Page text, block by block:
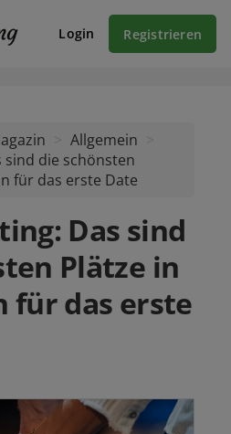
Login Registrieren
Allgemein
sind die schönsten
für das erste Date
Das sind
Plätze in
für das erste